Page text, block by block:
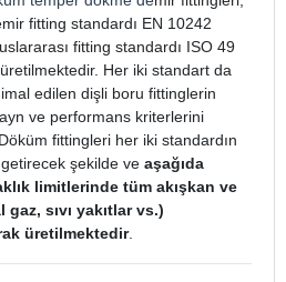
fitting standardı EN 10242
fitting standardı ISO 49
Her iki standart da
edilen dişli boru fittinglerin
ve performans kriterlerini
fittingleri her iki standardın
şekilde ve aşağıda
limitlerinde tüm akışkan ve
sıvı yakıtlar vs.)
üretilmektedir.